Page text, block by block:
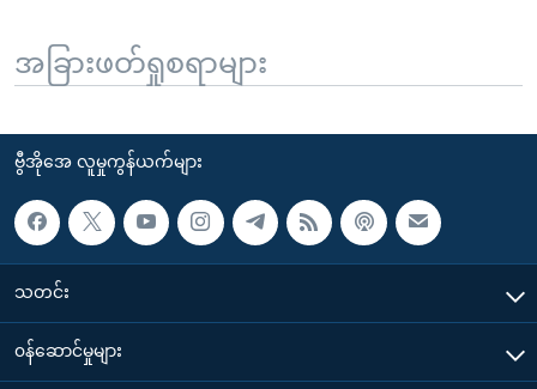
အခြားဖတ်ရှုစရာများ
ဗွီအိုအေ လူမှုကွန်ယက်များ
သတင်း
၀န်ဆောင်မှုများ